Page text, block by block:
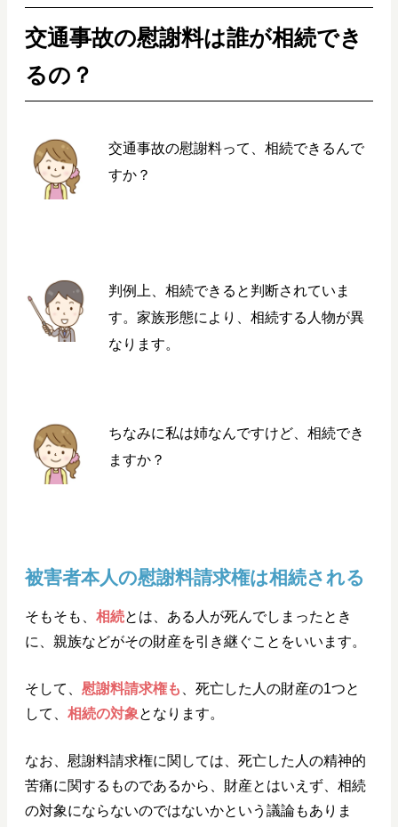
交通事故の慰謝料は誰が相続でき
るの？
交通事故の慰謝料って、相続できるんで
すか？
判例上、相続できると判断されていま
す。家族形態により、相続する人物が異
なります。
ちなみに私は姉なんですけど、相続でき
ますか？
被害者本人の慰謝料請求権は相続される
そもそも、 相続とは、ある人が死んでしまったとき
に、親族などがその財産を引き継ぐことをいいます。
そして、 慰謝料請求権も
、死亡した人の財産の1つと
して、 相続の対象となります。
なお、慰謝料請求権に関しては、死亡した人の精神的
苦痛に関するものであるから、財産とはいえず、相続
の対象にならないのではないかという議論もありま